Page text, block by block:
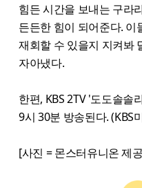
힘든 시간을 보내는 구라
든든한 힘이 되어준다. 이
재회할 수 있을지 지켜봐
자아냈다.
한편, KBS 2TV '도도솔솔
9시 30분 방송된다. (KBS
[사진 = 몬스터유니온 제